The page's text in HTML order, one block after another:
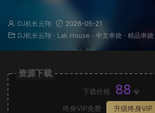
DJ机长云翔
2026-05-21
DJ机长云翔 · Lak House · 中文串烧 · 精品串烧
资源下载
下载价格 88 💎
终身VIP免费
升级终身VIP